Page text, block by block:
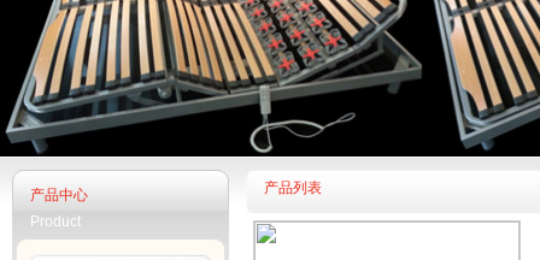
产品中心
Product
产品列表